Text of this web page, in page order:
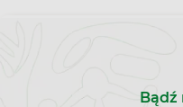
Bądź